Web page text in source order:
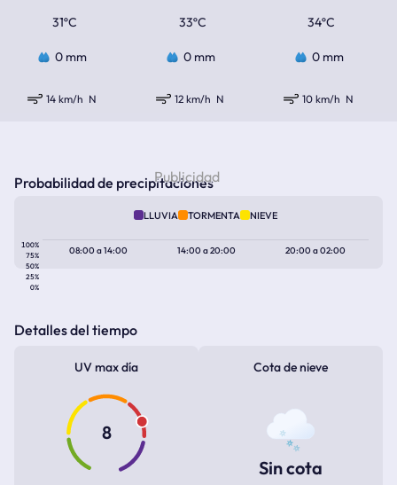
31ºC 33ºC 34ºC
0 mm 0 mm 0 mm
14 km/h N 12 km/h N 10 km/h N
Probabilidad de precipitaciones
LLUVIA TORMENTA NIEVE
100%
75%
50%
25%
0%
08:00a14:00 14:00a20:00 20:00a02:00
Detalles del tiempo
UV max día
8
Cota de nieve
Sin cota